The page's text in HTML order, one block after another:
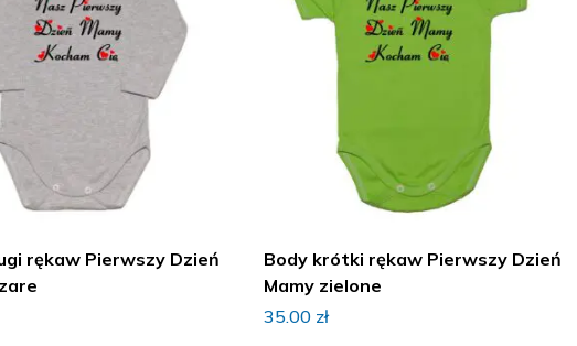
rękaw Pierwszy Dzień
Body krótki rękaw Pierwszy Dzień
Mamy zielone
35.00 zł